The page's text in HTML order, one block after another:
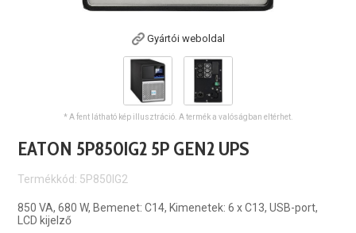
Gyártói weboldal
* A fent látható kép illusztráció. A termék a valóságban eltérhet.
EATON 5P850IG2 5P GEN2 UPS
Termékkód: 5P850IG2
850 VA, 680 W, Bemenet: C14, Kimenetek: 6 x C13, USB-port,
LCD kijelző